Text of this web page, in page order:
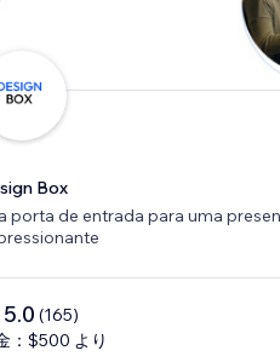
Box
porta de entrada para uma
5.0 (165)
：$500 より